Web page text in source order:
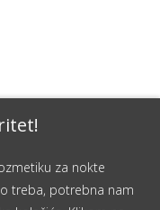
za nokte
treba, potrebna nam